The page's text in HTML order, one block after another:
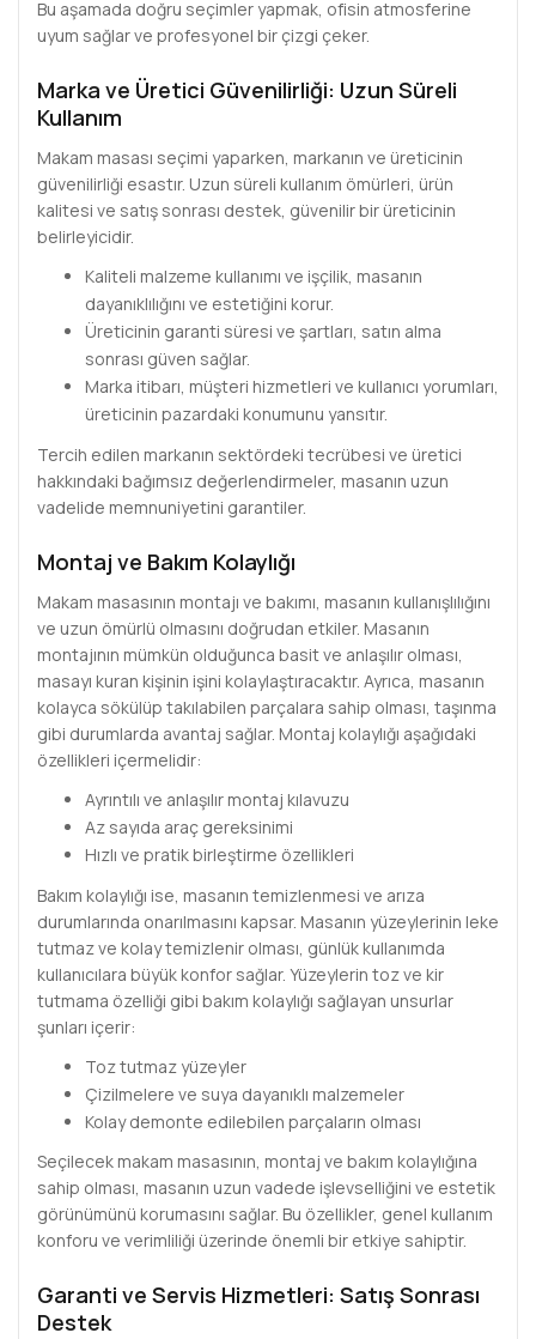
Bu aşamada doğru seçimler yapmak, ofisin atmosferine
uyum sağlar ve profesyonel bir çizgi çeker.
Marka ve Üretici Güvenilirliği: Uzun Süreli
Kullanım
Makam masası seçimi yaparken, markanın ve üreticinin
güvenilirliği esastır. Uzun süreli kullanım ömürleri, ürün
kalitesi ve satış sonrası destek, güvenilir bir üreticinin
belirleyicidir.
Kaliteli malzeme kullanımı ve işçilik, masanın
dayanıklılığını ve estetiğini korur.
Üreticinin garanti süresi ve şartları, satın alma
sonrası güven sağlar.
Marka itibarı, müşteri hizmetleri ve kullanıcı yorumları,
üreticinin pazardaki konumunu yansıtır.
Tercih edilen markanın sektördeki tecrübesi ve üretici
hakkındaki bağımsız değerlendirmeler, masanın uzun
vadelide memnuniyetini garantiler.
Montaj ve Bakım Kolaylığı
Makam masasının montajı ve bakımı, masanın kullanışlılığını
ve uzun ömürlü olmasını doğrudan etkiler. Masanın
montajının mümkün olduğunca basit ve anlaşılır olması,
masayı kuran kişinin işini kolaylaştıracaktır. Ayrıca, masanın
kolayca sökülüp takılabilen parçalara sahip olması, taşınma
gibi durumlarda avantaj sağlar. Montaj kolaylığı aşağıdaki
özellikleri içermelidir:
Ayrıntılı ve anlaşılır montaj kılavuzu
Az sayıda araç gereksinimi
Hızlı ve pratik birleştirme özellikleri
Bakım kolaylığı ise, masanın temizlenmesi ve arıza
durumlarında onarılmasını kapsar. Masanın yüzeylerinin leke
tutmaz ve kolay temizlenir olması, günlük kullanımda
kullanıcılara büyük konfor sağlar. Yüzeylerin toz ve kir
tutmama özelliği gibi bakım kolaylığı sağlayan unsurlar
şunları içerir:
Toz tutmaz yüzeyler
Çizilmelere ve suya dayanıklı malzemeler
Kolay demonte edilebilen parçaların olması
Seçilecek makam masasının, montaj ve bakım kolaylığına
sahip olması, masanın uzun vadede işlevselliğini ve estetik
görünümünü korumasını sağlar. Bu özellikler, genel kullanım
konforu ve verimliliği üzerinde önemli bir etkiye sahiptir.
Garanti ve Servis Hizmetleri: Satış Sonrası
Destek